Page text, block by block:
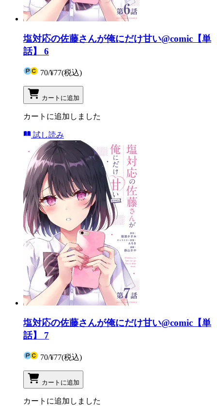
塩対応の佐藤さんが俺にだけ甘い@comic【単
話】 6
70/¥77(税込)
カートに追加
カートに追加しました
試し読み
塩対応の佐藤さんが俺にだけ甘い@comic【単
話】 7
70/¥77(税込)
カートに追加
カートに追加しました